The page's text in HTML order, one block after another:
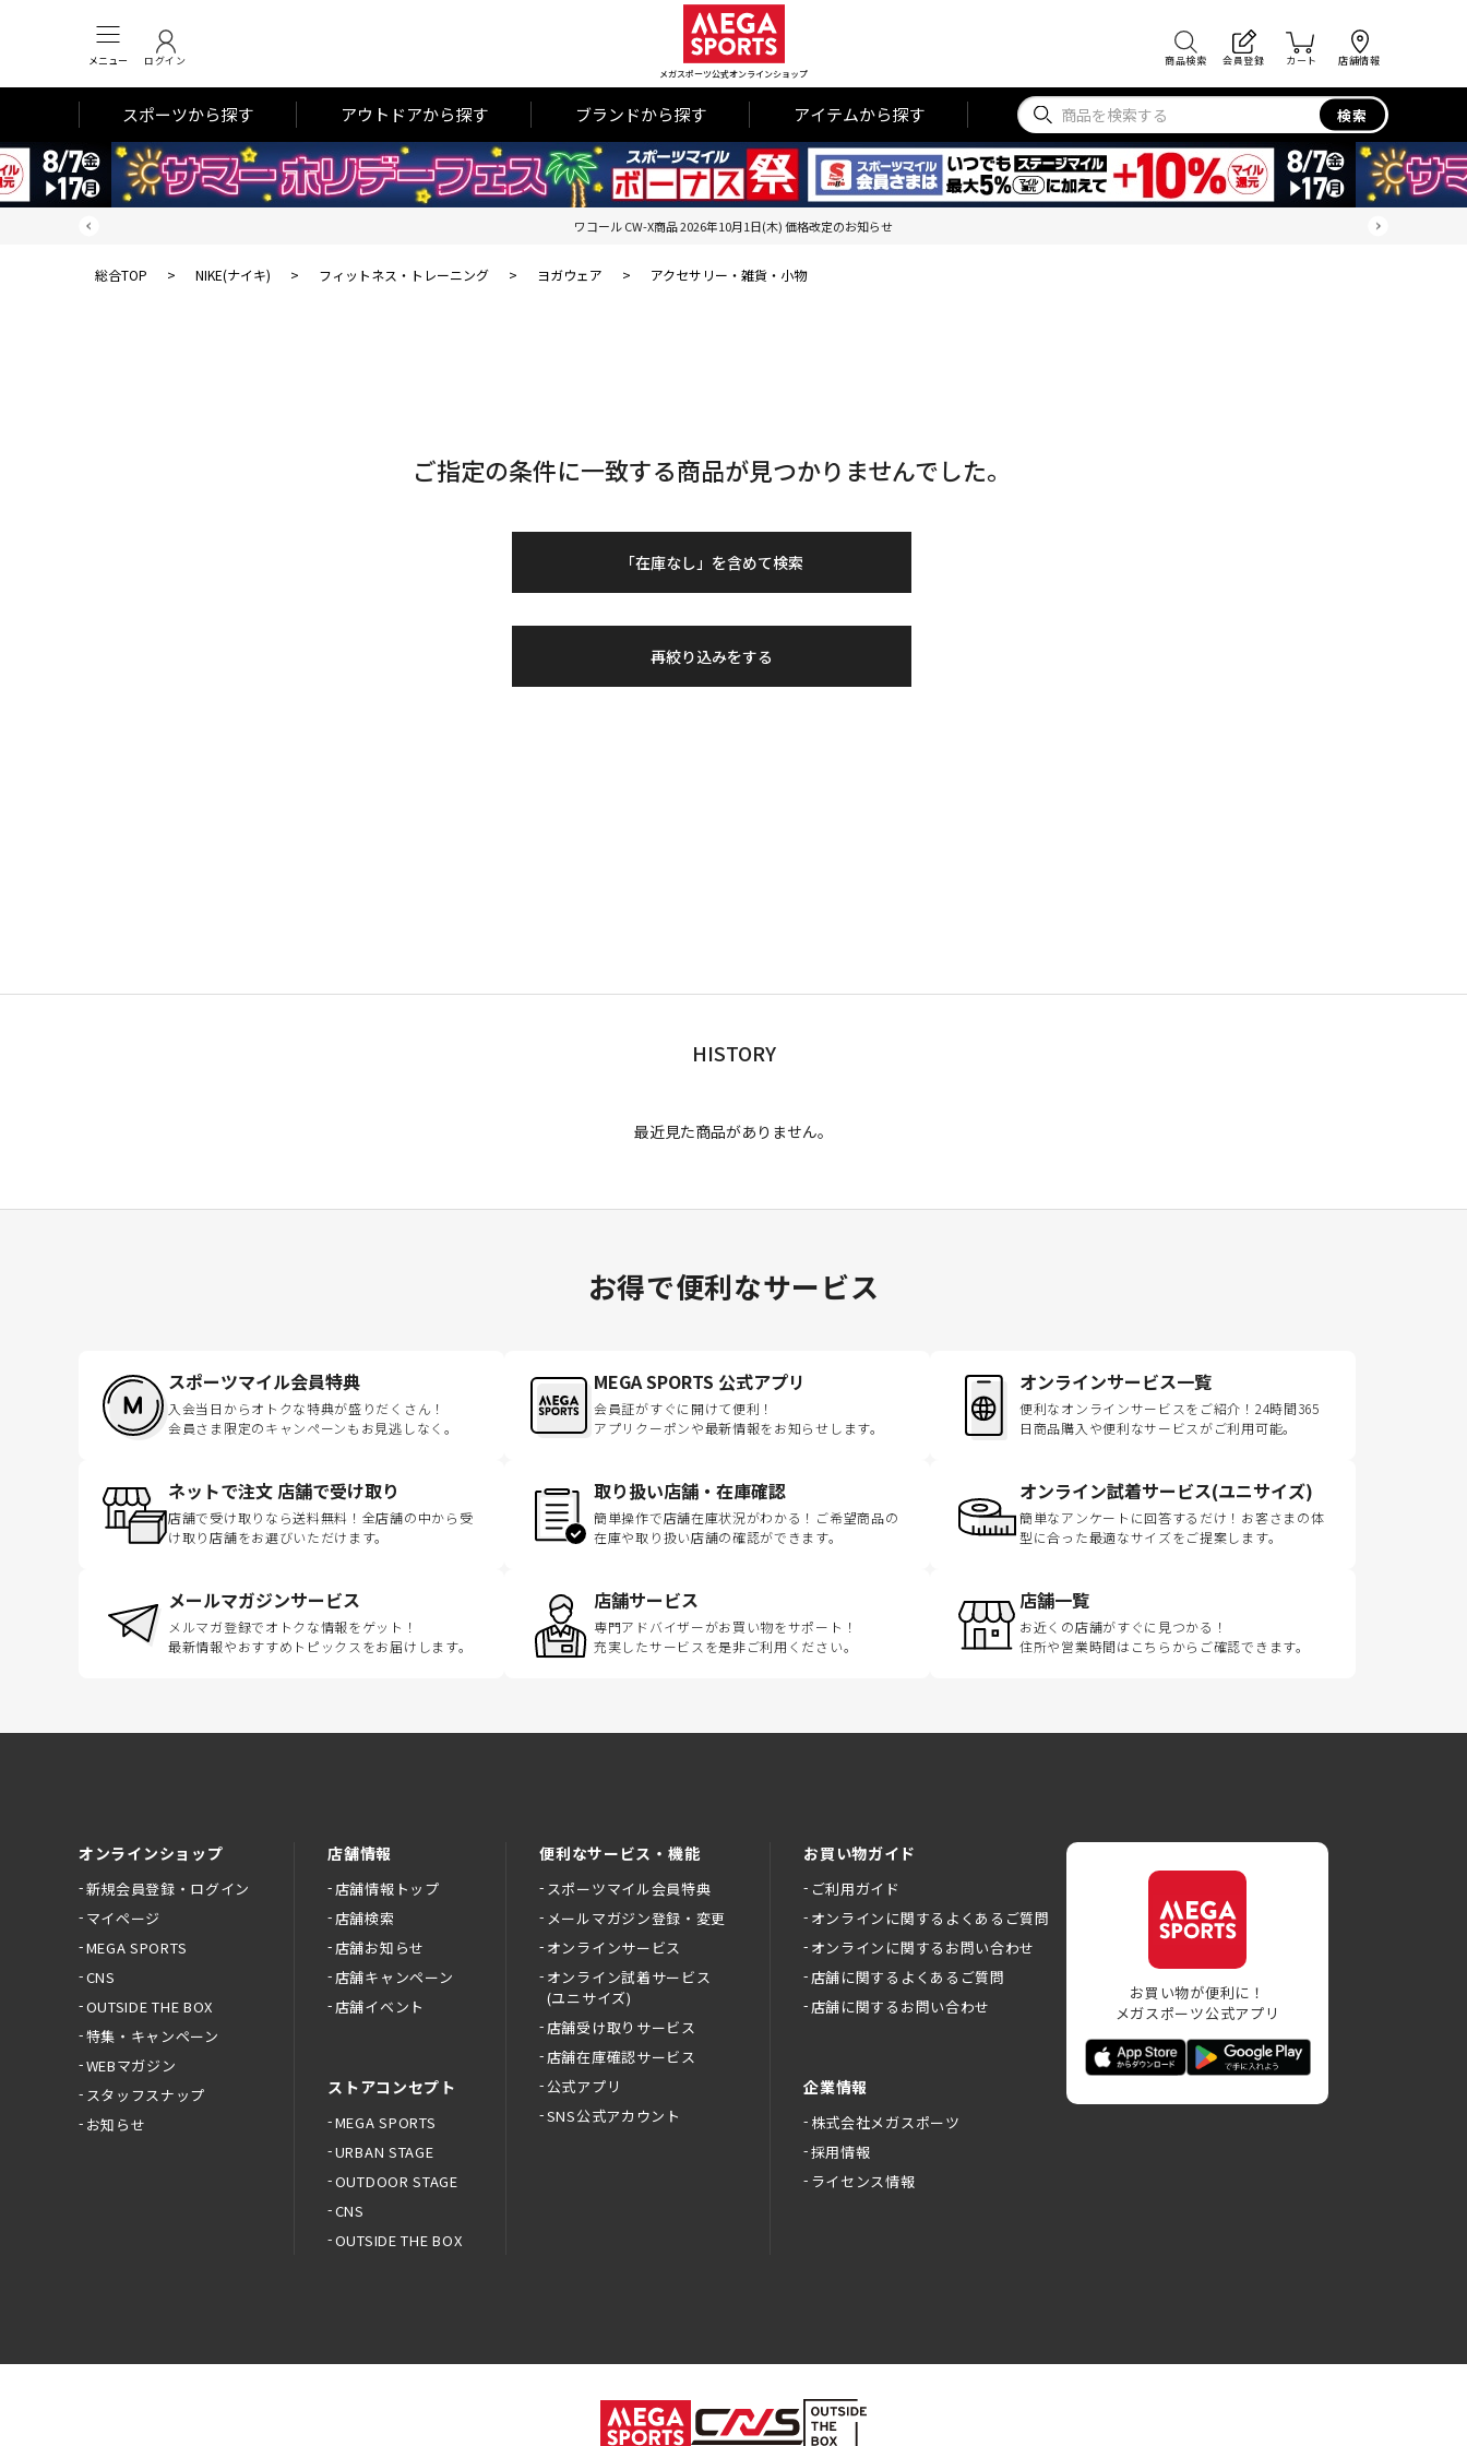
メニュー ログイン
メガスポーツ公式オンラインショップ
商品検索 会員登録 カート 店舗情報
スポーツから探す アウトドアから探す ブランドから探す アイテムから探す 検索
ワコール CW-X商品 2026年10月1日(木) 価格改定のお知らせ
総合TOP > NIKE(ナイキ) > フィットネス・トレーニング > ヨガウェア > アクセサリー・雑貨・小物
ご指定の条件に一致する商品が見つかりませんでした。
「在庫なし」を含めて検索
再絞り込みをする
HISTORY
最近見た商品がありません。
お得で便利なサービス
スポーツマイル会員特典
入会当日からオトクな特典が盛りだくさん！
会員さま限定のキャンペーンもお見逃しなく。
MEGA SPORTS 公式アプリ
会員証がすぐに開けて便利！
アプリクーポンや最新情報をお知らせします。
オンラインサービス一覧
便利なオンラインサービスをご紹介！24時間365
日商品購入や便利なサービスがご利用可能。
ネットで注文 店舗で受け取り
店舗で受け取りなら送料無料！全店舗の中から受
け取り店舗をお選びいただけます。
取り扱い店舗・在庫確認
簡単操作で店舗在庫状況がわかる！ご希望商品の
在庫や取り扱い店舗の確認ができます。
オンライン試着サービス(ユニサイズ)
簡単なアンケートに回答するだけ！お客さまの体
型に合った最適なサイズをご提案します。
メールマガジンサービス
メルマガ登録でオトクな情報をゲット！
最新情報やおすすめトピックスをお届けします。
店舗サービス
専門アドバイザーがお買い物をサポート！
充実したサービスを是非ご利用ください。
店舗一覧
お近くの店舗がすぐに見つかる！
住所や営業時間はこちらからご確認できます。
オンラインショップ
新規会員登録・ログイン
マイページ
MEGA SPORTS
CNS
OUTSIDE THE BOX
特集・キャンペーン
WEBマガジン
スタッフスナップ
お知らせ
店舗情報
店舗情報トップ
店舗検索
店舗お知らせ
店舗キャンペーン
店舗イベント
ストアコンセプト
MEGA SPORTS
URBAN STAGE
OUTDOOR STAGE
CNS
OUTSIDE THE BOX
便利なサービス・機能
スポーツマイル会員特典
メールマガジン登録・変更
オンラインサービス
オンライン試着サービス
(ユニサイズ)
店舗受け取りサービス
店舗在庫確認サービス
公式アプリ
SNS公式アカウント
お買い物ガイド
ご利用ガイド
オンラインに関するよくあるご質問
オンラインに関するお問い合わせ
店舗に関するよくあるご質問
店舗に関するお問い合わせ
企業情報
株式会社メガスポーツ
採用情報
ライセンス情報
お買い物が便利に！
メガスポーツ公式アプリ